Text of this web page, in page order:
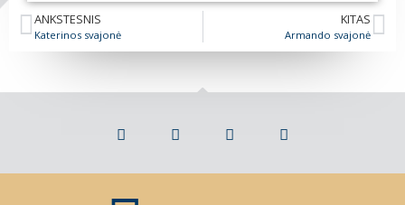
Aušrinės svajonė
Aušrinės svajonė
ANKSTESNIS
Katerinos svajonė
KITAS
Armando svajonė